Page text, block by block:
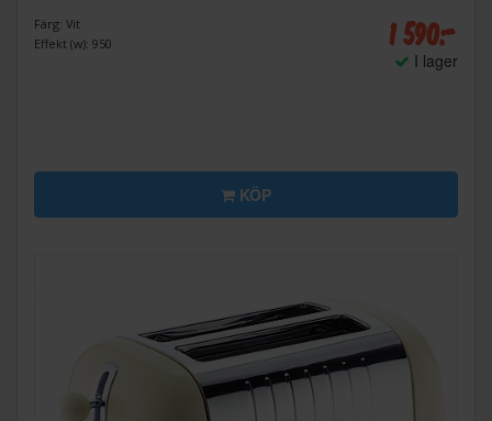
Färg: Vit
Effekt (w): 950
1 590:-
I lager
KÖP